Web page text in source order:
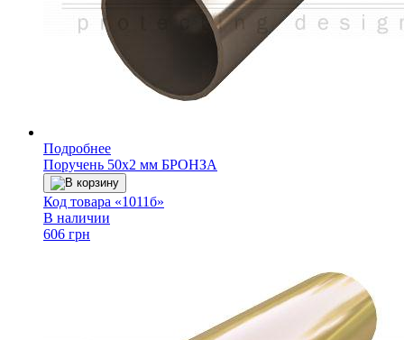
Подробнее
Поручень 50х2 мм БРОНЗА
В корзину
Код товара «1011б»
В наличии
606 грн